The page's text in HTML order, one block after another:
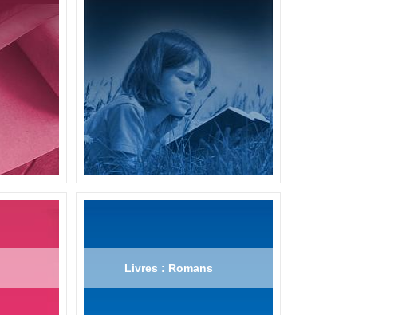
Livres : Romans